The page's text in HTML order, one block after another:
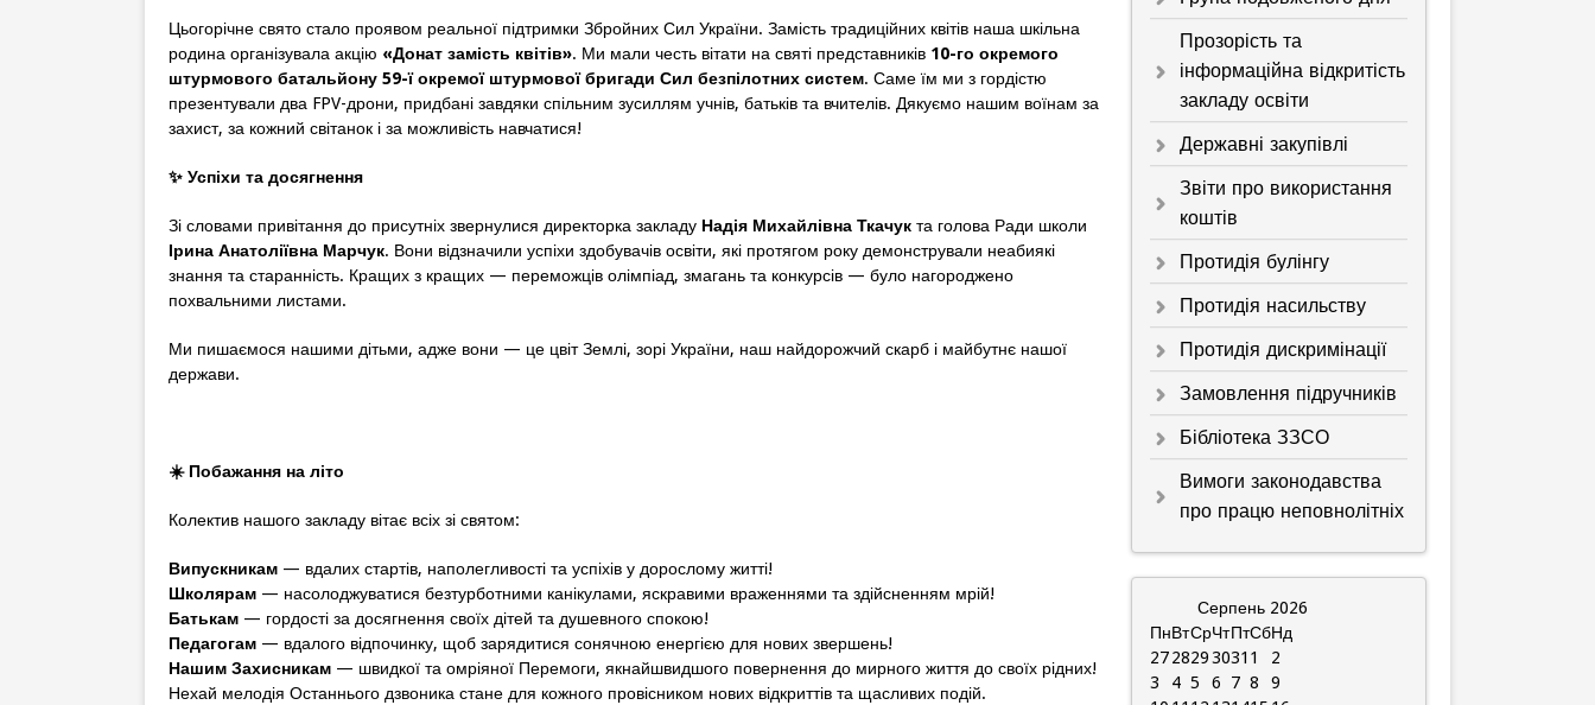
Цьогорічне свято стало проявом реальної підтримки Збройних Сил України. Замість традиційних квітів наша шкільна
родина організувала акцію «Донат замість квітів». Ми мали честь вітати на святі представників 10-го окремого
штурмового батальйону 59-ї окремої штурмової бригади Сил безпілотних систем. Саме їм ми з гордістю
презентували два FPV-дрони, придбані завдяки спільним зусиллям учнів, батьків та вчителів. Дякуємо нашим воїнам за
захист, за кожний світанок і за можливість навчатися!
✨ Успіхи та досягнення
Зі словами привітання до присутніх звернулися директорка закладу Надія Михайлівна Ткачук та голова Ради школи
Ірина Анатоліївна Марчук. Вони відзначили успіхи здобувачів освіти, які протягом року демонстрували неабиякі
знання та старанність. Кращих з кращих — переможців олімпіад, змагань та конкурсів — було нагороджено
похвальними листами.
Ми пишаємося нашими дітьми, адже вони — це цвіт Землі, зорі України, наш найдорожчий скарб і майбутнє нашої
держави.
☀️Побажання на літо
Колектив нашого закладу вітає всіх зі святом:
Випускникам — вдалих стартів, наполегливості та успіхів у дорослому житті!
Школярам — насолоджуватися безтурботними канікулами, яскравими враженнями та здійсненням мрій!
Батькам — гордості за досягнення своїх дітей та душевного спокою!
Педагогам — вдалого відпочинку, щоб зарядитися сонячною енергією для нових звершень!
Нашим Захисникам — швидкої та омріяної Перемоги, якнайшвидшого повернення до мирного життя до своїх рідних!
Нехай мелодія Останнього дзвоника стане для кожного провісником нових відкриттів та щасливих подій.
Прозорість та
інформаційна відкритість
закладу освіти
Державні закупівлі
Звіти про використання
коштів
Протидія булінгу
Протидія насильству
Протидія дискримінації
Замовлення підручників
Бібліотека ЗЗСО
Вимоги законодавства
про працю неповнолітніх
Серпень 2026
ПнВтСрЧтПтСбНд
2728293031 1
2
3
4 5 6 7 8
9